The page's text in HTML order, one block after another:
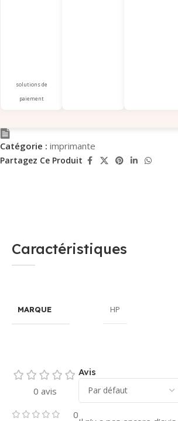
solutions de
paiement
Catégorie : imprimante
Partagez Ce Produit
Caractéristiques
MARQUE HP
0 avis
0
Avis